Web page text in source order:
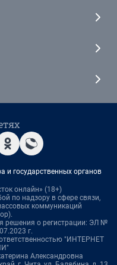
и государственных органов
онлайн» (18+)
по надзору в сфере связи,
коммуникаций
решения о регистрации: ЭЛ №
г.
"ИНТЕРНЕТ
Александровна